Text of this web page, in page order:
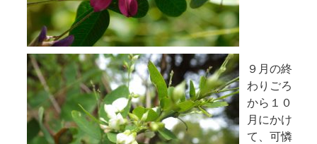
９月の終
わりごろ
から１０
月にかけ
て、可憐